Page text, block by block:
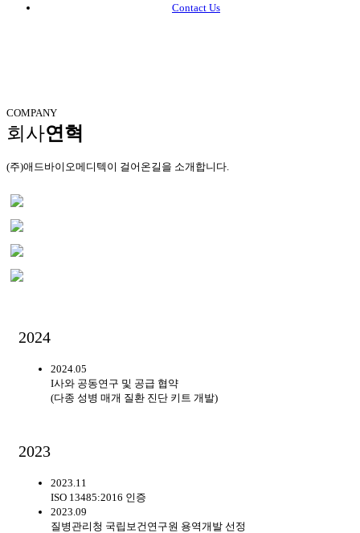
Contact Us
COMPANY
회사연혁
(주)애드바이오메디텍이 걸어온길을 소개합니다.
2024
2024.05
I사와 공동연구 및 공급 협약
(다종 성병 매개 질환 진단 키트 개발)
2023
2023.11
ISO 13485:2016 인증
2023.09
질병관리청 국립보건연구원 용역개발 선정